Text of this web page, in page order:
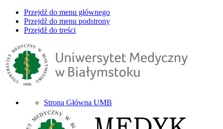
Przejdź do menu głównego
Przejdź do menu podstrony
Przejdź do treści
Strona Główna UMB